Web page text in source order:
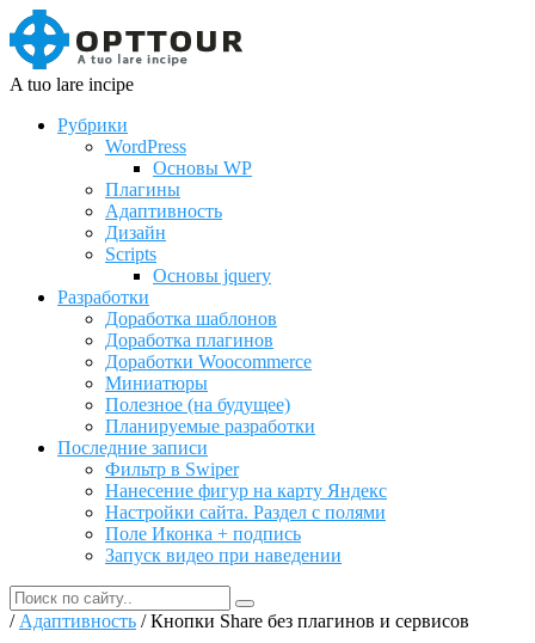
A tuo lare incipe
Рубрики
WordPress
Основы WP
Плагины
Адаптивность
Дизайн
Scripts
Основы jquery
Разработки
Доработка шаблонов
Доработка плагинов
Доработки Woocommerce
Миниатюры
Полезное (на будущее)
Планируемые разработки
Последние записи
Фильтр в Swiper
Нанесение фигур на карту Яндекс
Настройки сайта. Раздел с полями
Поле Иконка + подпись
Запуск видео при наведении
/ Адаптивность / Кнопки Share без плагинов и сервисов